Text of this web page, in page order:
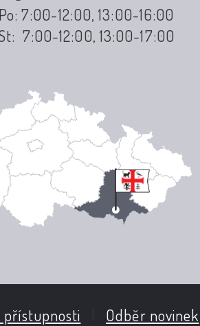
Po: 7:00-12:00, 13:00-16:00
7:00-12:00, 13:00-17:00
přístupnosti Odběr novinek